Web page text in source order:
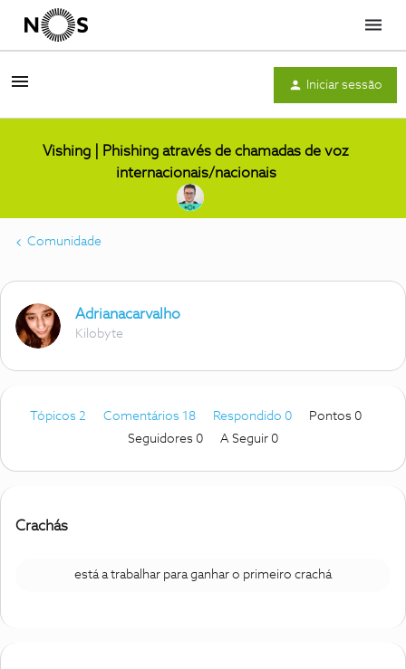
Menu
Iniciar sessão
Vishing | Phishing através de chamadas de voz
internacionais/nacionais
Comunidade
Adrianacarvalho
Kilobyte
Tópicos 2 Comentários 18 Respondido 0
Pontos 0
Seguidores 0 A Seguir 0
Crachás
está a trabalhar para ganhar o primeiro crachá